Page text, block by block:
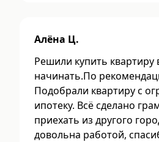
Алёна Ц.
Решили купить
начинать.По
Подобрали квартиру с
ипотеку. Всё сделано
приехать из другого
довольна работой,